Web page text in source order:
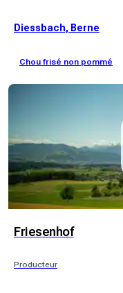
Diessbach, Berne
Chou frisé non pommé
Friesenhof
Producteur